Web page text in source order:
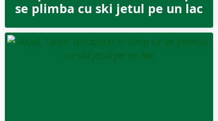
se plimba cu ski jetul pe un lac